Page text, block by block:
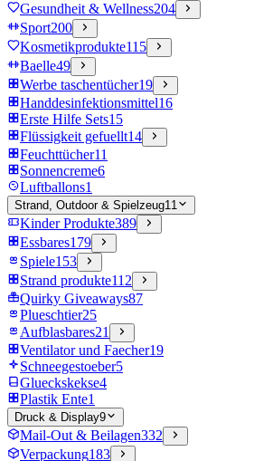
Gesundheit & Wellness204
Sport200
Kosmetikprodukte115
Baelle49
Werbe taschentücher19
Handdesinfektionsmittel16
Erste Hilfe Sets15
Flüssigkeit gefuellt14
Feuchttücher11
Sonnencreme6
Luftballons1
Strand, Outdoor & Spielzeug11
Kinder Produkte389
Essbares179
Spiele153
Strand produkte112
Quirky Giveaways87
Plueschtier25
Aufblasbares21
Ventilator und Faecher19
Schneegestoeber5
Glueckskekse4
Plastik Ente1
Druck & Display9
Mail-Out & Beilagen332
Verpackung183